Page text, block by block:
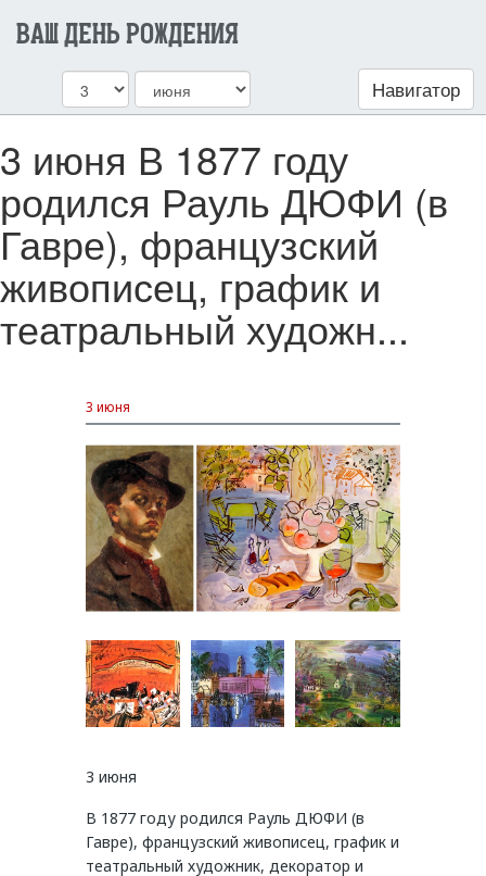
ВАШ ДЕНЬ РОЖДЕНИЯ
Навигатор
3 июня В 1877 году
родился Рауль ДЮФИ (в
Гавре), французский
живописец, график и
театральный художн...
3 июня
3 июня
В 1877 году родился Рауль ДЮФИ (в
Гавре), французский живописец, график и
театральный художник, декоратор и